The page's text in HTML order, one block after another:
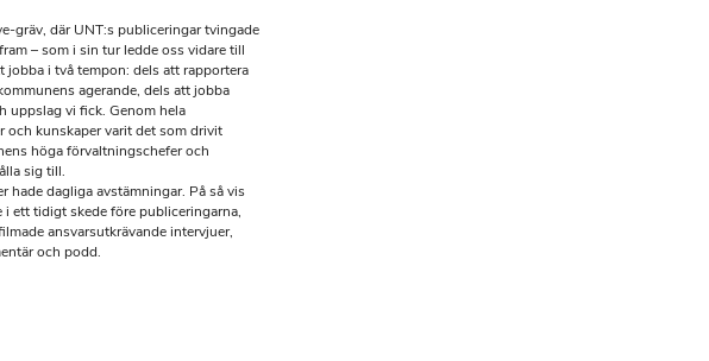
gräv, där UNT:s publiceringar tvingade
– som i sin tur ledde oss vidare till
jobba i två tempon: dels att rapportera
agerande, dels att jobba
uppslag vi fick. Genom hela
och kunskaper varit det som drivit
höga förvaltningschefer och
sig till.
hade dagliga avstämningar. På så vis
ett tidigt skede före publiceringarna,
ansvarsutkrävande intervjuer,
och podd.